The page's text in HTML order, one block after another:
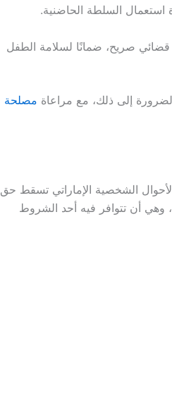
استعمال السلطة الحاضنية.
قضائي صريح، ضمانًا لسلامة الطفل
إلى ذلك، مع مراعاة مصلحة
الشخصية الإماراتي تسقط حق
وهي أن تتوافر فيه أحد الشروط